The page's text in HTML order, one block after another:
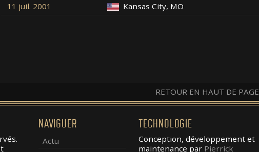
11 juil. 2001 Kansas City, MO
RETOUR EN HAUT DE PAGE
NAVIGUER
Actu
TECHNOLOGIE
Conception, développement et
maintenance par Pierrick